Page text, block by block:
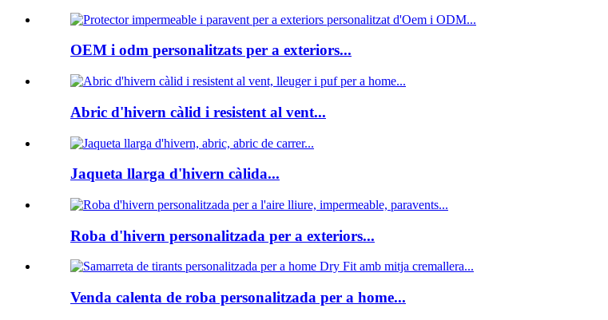
OEM i odm personalitzats per a exteriors...
Abric d'hivern càlid i resistent al vent...
Jaqueta llarga d'hivern càlida...
Roba d'hivern personalitzada per a exteriors...
Venda calenta de roba personalitzada per a home...